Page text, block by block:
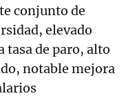
conjunto de
elevado
de paro, alto
notable mejora